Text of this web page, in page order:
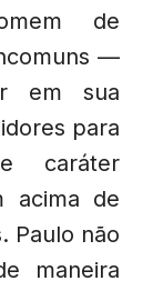
de
—
em sua
para
caráter
acima de
Paulo não
maneira